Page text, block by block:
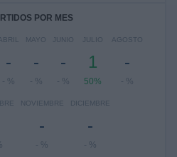
POR MES
-
- %
MAYO
-
- %
JUNIO
-
- %
JULIO
1
50%
AGOSTO
-
- %
NOVIEMBRE
-
- %
DICIEMBRE
-
- %